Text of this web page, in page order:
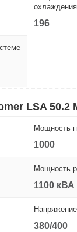
196
LSA 50.2
Мощность
1000
Мощность
1100 кВА
380/400